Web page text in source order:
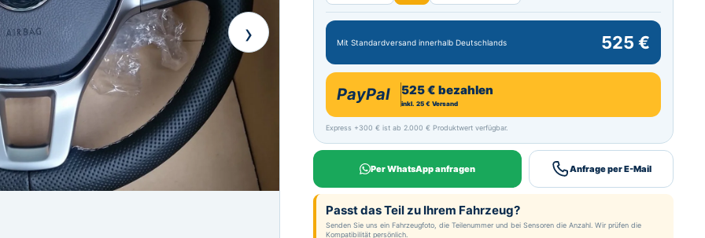
› Mit Standardversand innerhalb Deutschlands 525 €
PayPal 525 € bezahlen
inkl. 25 € Versand
Express +300 € ist ab 2.000 € Produktwert verfügbar.
Per WhatsApp anfragen Anfrage per E-Mail
Passt das Teil zu Ihrem Fahrzeug?
Senden Sie uns ein Fahrzeugfoto, die Teilenummer und bei Sensoren die Anzahl. Wir prüfen die
Kompatibilität persönlich.